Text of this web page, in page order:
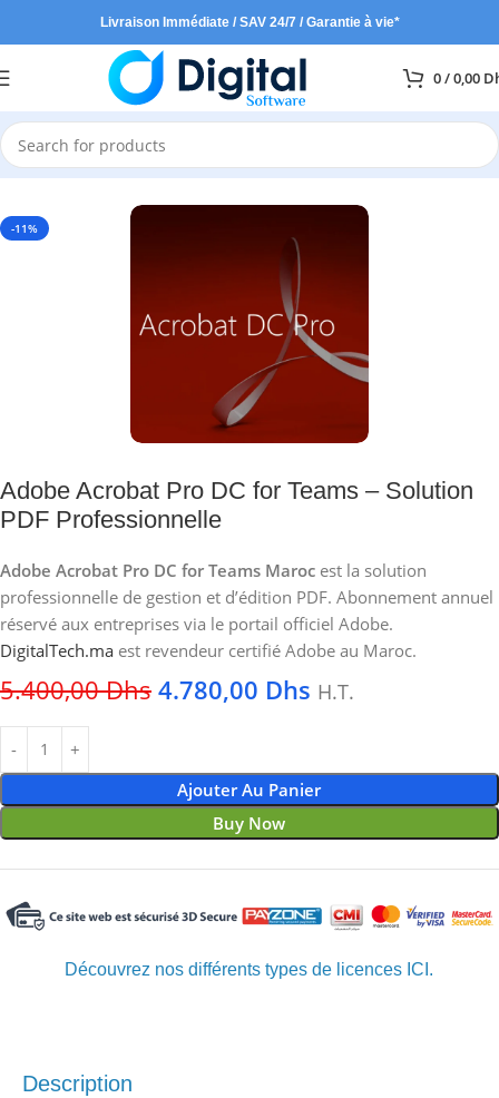
Livraison Immédiate / SAV 24/7 / Garantie à vie*
0/0,00
Accueil Adobe
-11%
Adobe Acrobat Pro DC for Teams – Solution
PDF Professionnelle
Adobe Acrobat Pro DC for Teams Maroc est la solution
professionnelle de gestion et d’édition PDF. Abonnement annuel
réservé aux entreprises via le portail officiel Adobe.
DigitalTech.ma est revendeur certifié Adobe au Maroc.
5.400,00Dhs 4.780,00 Dhs H.T.
Ajouter Au Panier
Buy Now
Découvrez nos différents types de licences ICI.
Description